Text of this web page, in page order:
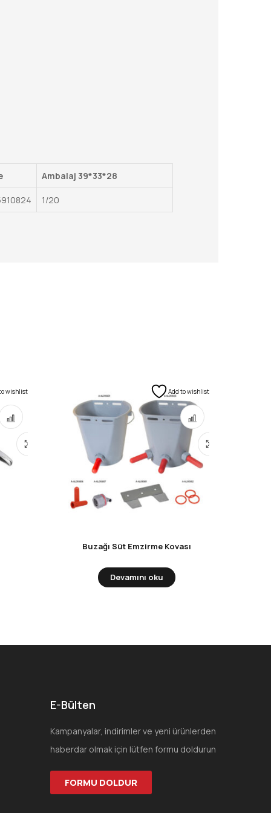
Ambalaj 39*33*28
1/20
wishlist Add to wishlist
Buzağı Süt Emzirme Kovası
Devamını oku
E-Bülten
Kampanyalar, indirimler ve yeni ürünlerden
haberdar olmak için lütfen formu doldurun
FORMU DOLDUR